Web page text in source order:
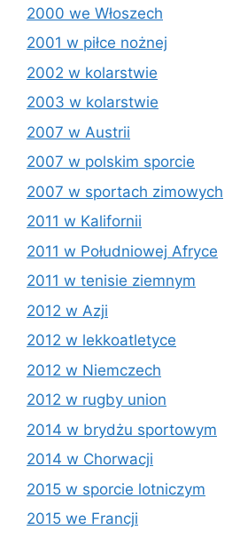
2000 we Włoszech
2001 w piłce nożnej
2002 w kolarstwie
2003 w kolarstwie
2007 w Austrii
2007 w polskim sporcie
2007 w sportach zimowych
2011 w Kalifornii
2011 w Południowej Afryce
2011 w tenisie ziemnym
2012 w Azji
2012 w lekkoatletyce
2012 w Niemczech
2012 w rugby union
2014 w brydżu sportowym
2014 w Chorwacji
2015 w sporcie lotniczym
2015 we Francji